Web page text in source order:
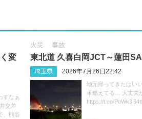
変
すなぁ
交差
、熊谷
火災 事故
東北道 久喜白岡JCT～蓮田
埼玉県 2026年7月26日22:42
地元帰ってきたはい
車燃えてる… 大丈夫
https://t.co/